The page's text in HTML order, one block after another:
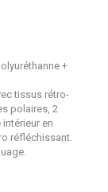
+
tissus rétro-
polaires, 2
en
réfléchissant.